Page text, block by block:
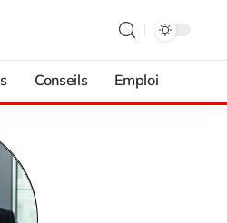
Conseils Emploi